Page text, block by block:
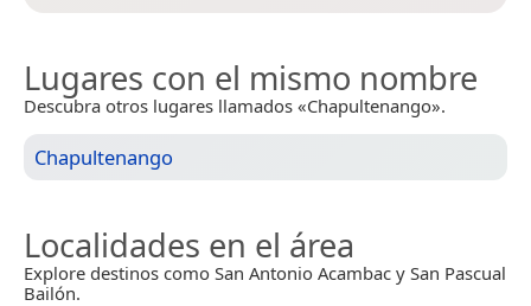
Lugares con el mismo nombre
Descubra otros lugares llamados «Chapultenango».
Chapultenango
Localidades en el área
Explore destinos como San Antonio Acambac y San Pascual
Bailón.